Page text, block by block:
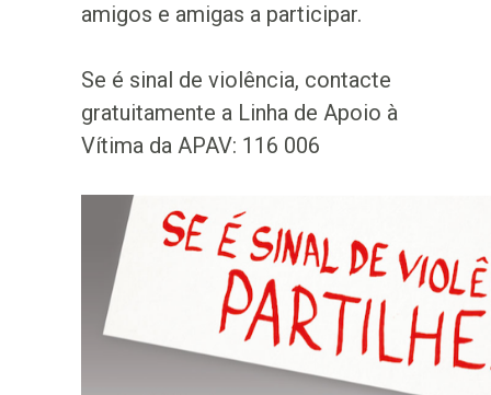
amigos e amigas a participar.
Se é sinal de violência, contacte
gratuitamente a Linha de Apoio à
Vítima da APAV: 116 006